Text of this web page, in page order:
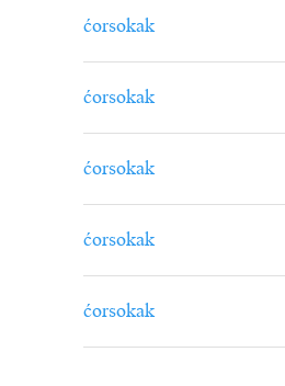
ćorsokak
ćorsokak
ćorsokak
ćorsokak
ćorsokak